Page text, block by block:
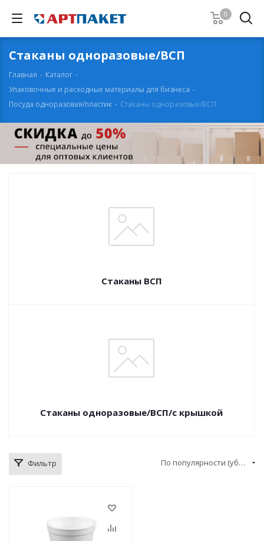
0
Стаканы одноразовые/ВСП
Главная - Каталог -
Упаковочные и расходные материалы для бизнеса -
Посуда одноразовая/пластик - Стаканы одноразовые/ВСП
Стаканы ВСП
Стаканы одноразовые/ВСП/с крышкой
Фильтр По популярности (убывание)